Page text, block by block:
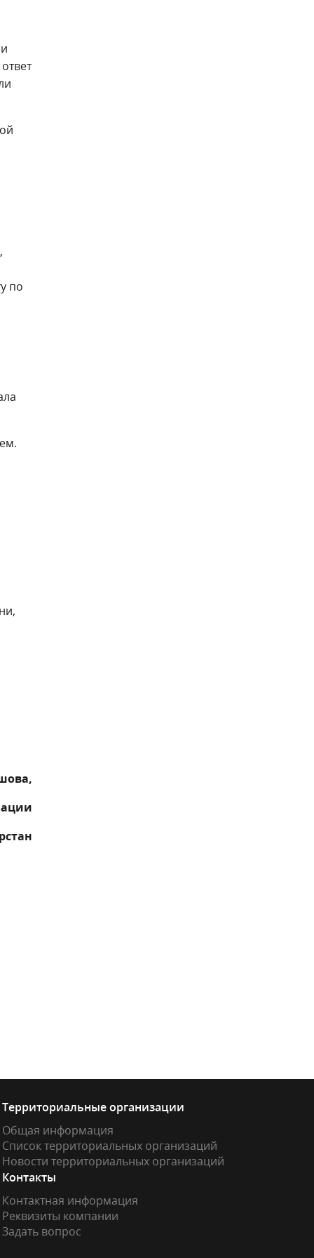
по
Территориальные организации
Общая информация
Список территориальных организаций
Новости территориальных организаций
Контакты
Контактная информация
Реквизиты компании
Задать вопрос